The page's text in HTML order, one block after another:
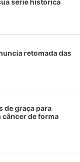
retomada das
de graça para
de forma